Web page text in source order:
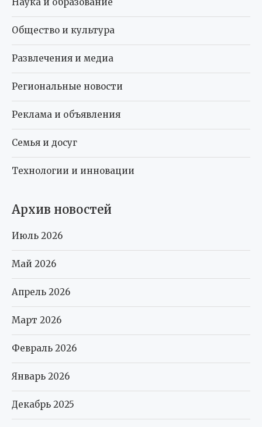
Общество и культура
Развлечения и медиа
Региональные новости
Реклама и объявления
Семья и досуг
Технологии и инновации
Архив новостей
Июль 2026
Май 2026
Апрель 2026
Март 2026
Февраль 2026
Январь 2026
Декабрь 2025